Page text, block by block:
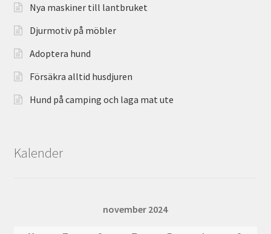
Nya maskiner till lantbruket
Djurmotiv på möbler
Adoptera hund
Försäkra alltid husdjuren
Hund på camping och laga mat ute
Kalender
november 2024